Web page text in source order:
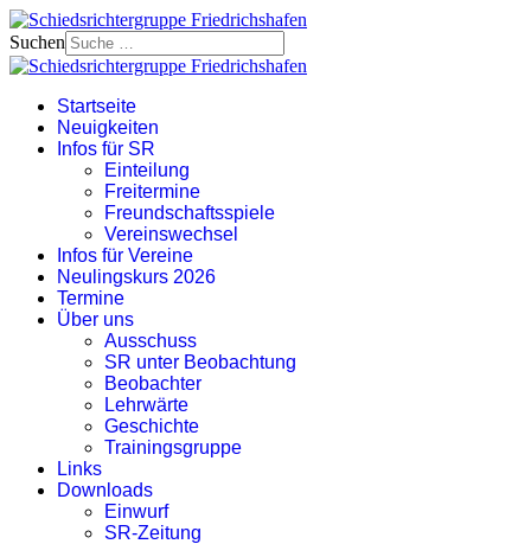
Suchen
Startseite
Neuigkeiten
Infos für SR
Einteilung
Freitermine
Freundschaftsspiele
Vereinswechsel
Infos für Vereine
Neulingskurs 2026
Termine
Über uns
Ausschuss
SR unter Beobachtung
Beobachter
Lehrwärte
Geschichte
Trainingsgruppe
Links
Downloads
Einwurf
SR-Zeitung